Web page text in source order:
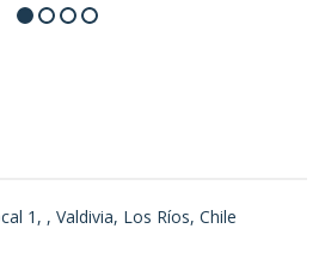
1, , Valdivia, Los Ríos, Chile